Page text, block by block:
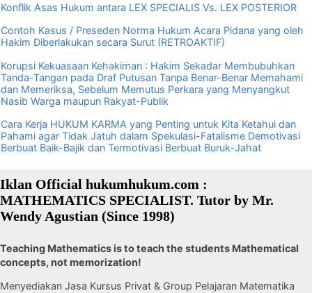
Konflik Asas Hukum antara LEX SPECIALIS Vs. LEX POSTERIOR
Contoh Kasus / Preseden Norma Hukum Acara Pidana yang oleh
Hakim Diberlakukan secara Surut (RETROAKTIF)
Korupsi Kekuasaan Kehakiman : Hakim Sekadar Membubuhkan
Tanda-Tangan pada Draf Putusan Tanpa Benar-Benar Memahami
dan Memeriksa, Sebelum Memutus Perkara yang Menyangkut
Nasib Warga maupun Rakyat-Publik
Cara Kerja HUKUM KARMA yang Penting untuk Kita Ketahui dan
Pahami agar Tidak Jatuh dalam Spekulasi-Fatalisme Demotivasi
Berbuat Baik-Bajik dan Termotivasi Berbuat Buruk-Jahat
Iklan Official hukumhukum.com :
MATHEMATICS SPECIALIST. Tutor by Mr.
Wendy Agustian (Since 1998)
Teaching Mathematics is to teach the students Mathematical
concepts, not memorization!
Menyediakan Jasa Kursus Privat & Group Pelajaran Matematika